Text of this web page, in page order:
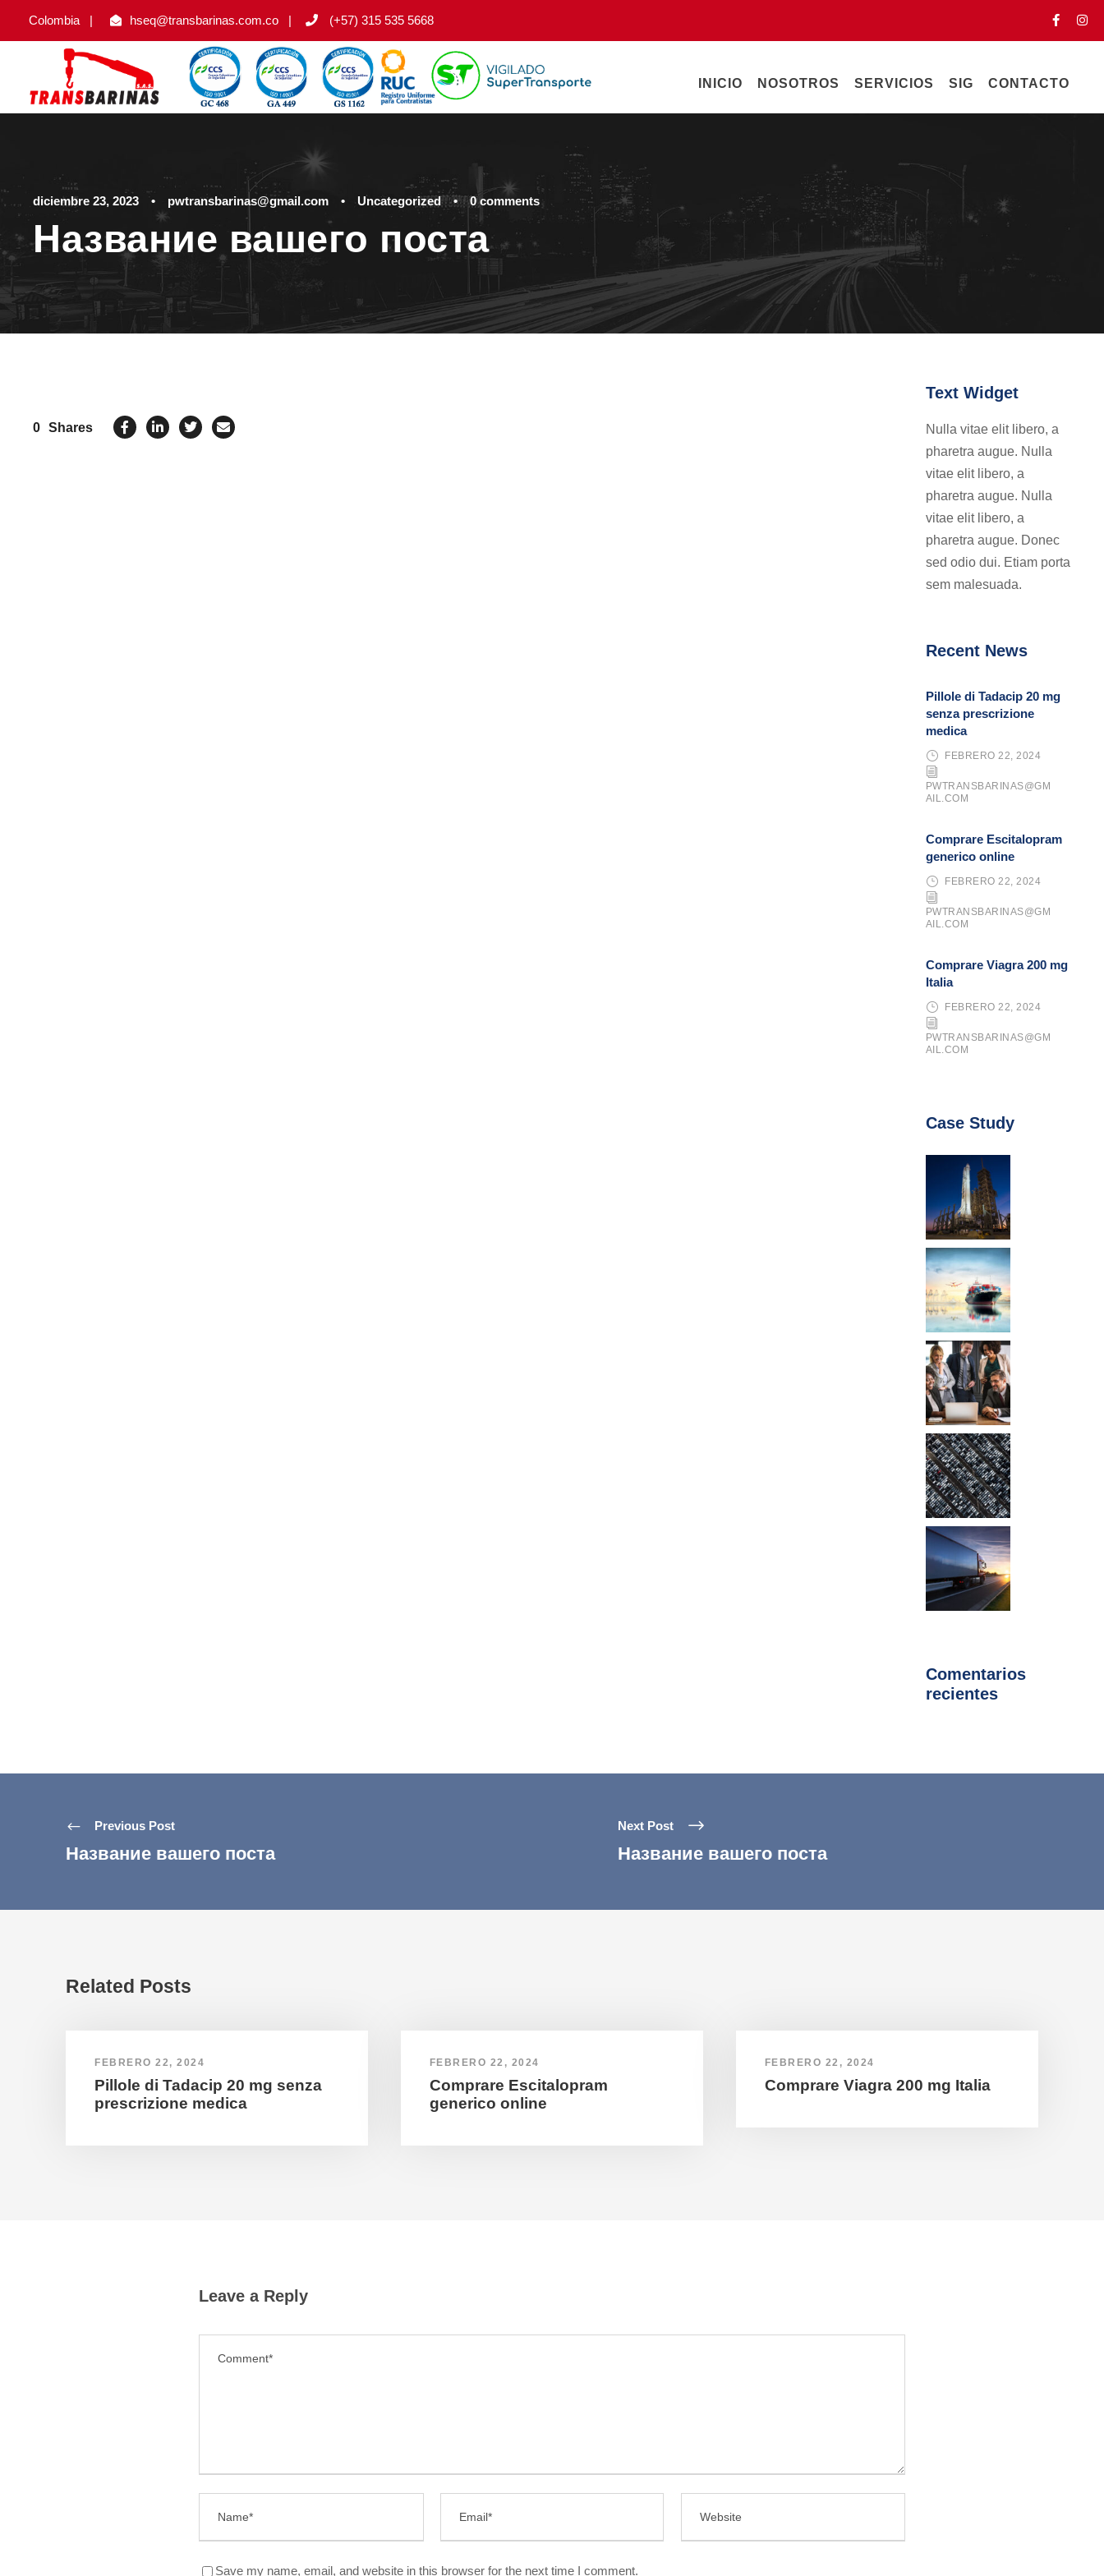
Colombia | hseq@transbarinas.com.co | (+57) 315 535 5668
INICIO NOSOTROS SERVICIOS SIG CONTACTO
diciembre 23, 2023 • pwtransbarinas@gmail.com • Uncategorized • 0 comments
Название вашего поста
0 Shares
Text Widget
Nulla vitae elit libero, a
pharetra augue. Nulla
vitae elit libero, a
pharetra augue. Nulla
vitae elit libero, a
pharetra augue. Donec
sed odio dui. Etiam porta
sem malesuada.
Recent News
Pillole di Tadacip 20 mg
senza prescrizione
medica
FEBRERO 22, 2024
PWTRANSBARINAS@GM
AIL.COM
Comprare Escitalopram
generico online
FEBRERO 22, 2024
PWTRANSBARINAS@GM
AIL.COM
Comprare Viagra 200 mg
Italia
FEBRERO 22, 2024
PWTRANSBARINAS@GM
AIL.COM
Case Study
Comentarios
recientes
Previous Post
Название вашего поста
Next Post
Название вашего поста
Related Posts
FEBRERO 22, 2024
Pillole di Tadacip 20 mg senza
prescrizione medica
FEBRERO 22, 2024
Comprare Escitalopram
generico online
FEBRERO 22, 2024
Comprare Viagra 200 mg Italia
Leave a Reply
Save my name, email, and website in this browser for the next time I comment.